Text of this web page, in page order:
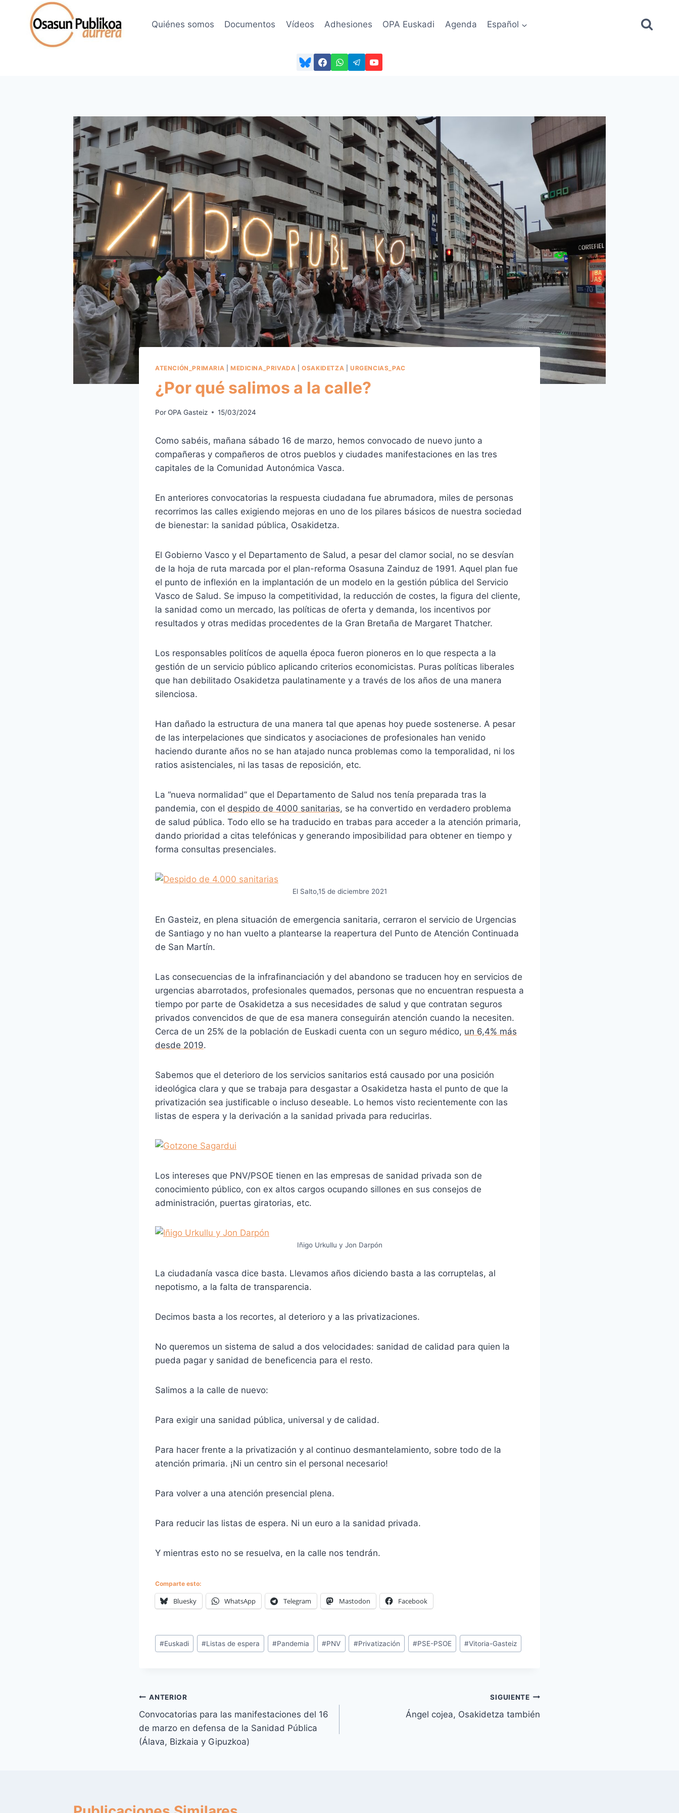
contenido
Quiénes somos Documentos Vídeos Adhesiones OPA Euskadi Agenda Español
ATENCIÓN_PRIMARIA MEDICINA_PRIVADA |OSAKIDETZA URGENCIAS_PAC
¿Por qué salimos a la calle?
PorOPA Gasteiz 15/03/2024
Como sabéis, mañana sábado 16 de marzo, hemos convocado de nuevo junto a
compañeras y compañeros de otros pueblos y ciudades manifestaciones en las tres
capitales de la Comunidad Autonómica Vasca.
En anteriores convocatorias la respuesta ciudadana fue abrumadora, miles de personas
recorrimos las calles exigiendo mejoras en uno de los pilares básicos de nuestra sociedad
de bienestar: la sanidad pública, Osakidetza.
El Gobierno Vasco y el Departamento de Salud, a pesar del clamor social, no se desvían
de la hoja de ruta marcada por el plan-reforma Osasuna Zainduz de 1991. Aquel plan fue
el punto de inflexión en la implantación de un modelo en la gestión pública del Servicio
Vasco de Salud. Se impuso la competitividad, la reducción de costes, la figura del cliente,
la sanidad como un mercado, las políticas de oferta y demanda, los incentivos por
resultados y otras medidas procedentes de la Gran Bretaña de Margaret Thatcher.
Los responsables politícos de aquella época fueron pioneros en lo que respecta a la
gestión de un servicio público aplicando criterios economicistas. Puras políticas liberales
que han debilitado Osakidetza paulatinamente y a través de los años de una manera
silenciosa.
Han dañado la estructura de una manera tal que apenas hoy puede sostenerse. A pesar
de las interpelaciones que sindicatos y asociaciones de profesionales han venido
haciendo durante años no se han atajado nunca problemas como la temporalidad, ni los
ratios asistenciales, ni las tasas de reposición, etc.
La “nueva normalidad” que el Departamento de Salud nos tenía preparada tras la
pandemia, con el despido de 4000 sanitarias, se ha convertido en verdadero problema
de salud pública. Todo ello se ha traducido en trabas para acceder a la atención primaria,
dando prioridad a citas telefónicas y generando imposibilidad para obtener en tiempo y
forma consultas presenciales.
El Salto,15 de diciembre 2021
En Gasteiz, en plena situación de emergencia sanitaria, cerraron el servicio de Urgencias
de Santiago y no han vuelto a plantearse la reapertura del Punto de Atención Continuada
de San Martín.
Las consecuencias de la infrafinanciación y del abandono se traducen hoy en servicios de
urgencias abarrotados, profesionales quemados, personas que no encuentran respuesta a
tiempo por parte de Osakidetza a sus necesidades de salud y que contratan seguros
privados convencidos de que de esa manera conseguirán atención cuando la necesiten.
Cerca de un 25% de la población de Euskadi cuenta con un seguro médico, un 6,4% más
desde 2019.
Sabemos que el deterioro de los servicios sanitarios está causado por una posición
ideológica clara y que se trabaja para desgastar a Osakidetza hasta el punto de que la
privatización sea justificable o incluso deseable. Lo hemos visto recientemente con las
listas de espera y la derivación a la sanidad privada para reducirlas.
Los intereses que PNV/PSOE tienen en las empresas de sanidad privada son de
conocimiento público, con ex altos cargos ocupando sillones en sus consejos de
administración, puertas giratorias, etc.
Iñigo Urkullu y Jon Darpón
La ciudadanía vasca dice basta. Llevamos años diciendo basta a las corruptelas, al
nepotismo, a la falta de transparencia.
Decimos basta a los recortes, al deterioro y a las privatizaciones.
No queremos un sistema de salud a dos velocidades: sanidad de calidad para quien la
pueda pagar y sanidad de beneficencia para el resto.
Salimos a la calle de nuevo:
Para exigir una sanidad pública, universal y de calidad.
Para hacer frente a la privatización y al continuo desmantelamiento, sobre todo de la
atención primaria. ¡Ni un centro sin el personal necesario!
Para volver a una atención presencial plena.
Para reducir las listas de espera. Ni un euro a la sanidad privada.
Y mientras esto no se resuelva, en la calle nos tendrán.
Comparte esto:
Bluesky WhatsApp Telegram Mastodon Facebook
Etiquetas
de
#Euskadi #Listas de espera #Pandemia #PNV #Privatización #PSE-PSOE #Vitoria-Gasteiz
Navegación
de
entradas
ANTERIOR
Convocatorias para las manifestaciones del 16
de marzo en defensa de la Sanidad Pública
(Álava, Bizkaia y Gipuzkoa)
SIGUIENTE
Ángel cojea, Osakidetza también